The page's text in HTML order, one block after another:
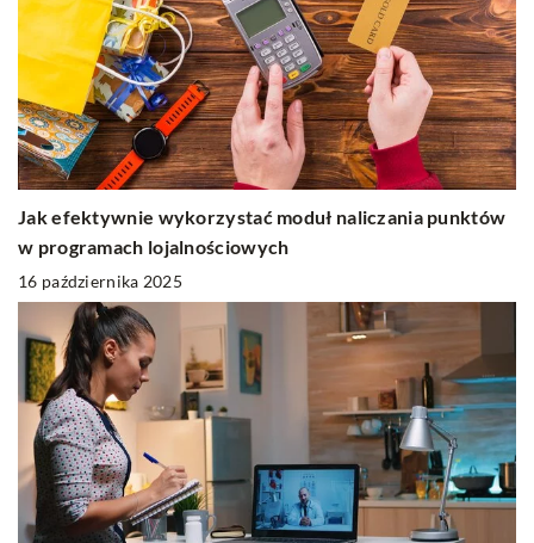
Jak efektywnie wykorzystać moduł naliczania punktów
w programach lojalnościowych
16 października 2025